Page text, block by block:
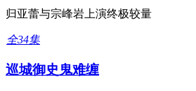
归亚蕾与宗峰岩上演终极较量
全34集
巡城御史鬼难缠